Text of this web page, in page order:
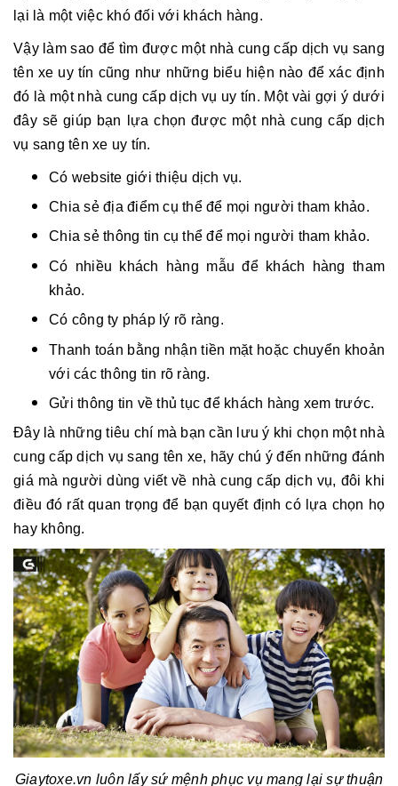
lại là một việc khó đối với khách hàng.
Vậy làm sao để tìm được một nhà cung cấp dịch vụ sang
tên xe uy tín cũng như những biểu hiện nào để xác định
đó là một nhà cung cấp dịch vụ uy tín. Một vài gợi ý dưới
đây sẽ giúp bạn lựa chọn được một nhà cung cấp dịch
vụ sang tên xe uy tín.
Có website giới thiệu dịch vụ.
Chia sẻ địa điểm cụ thể để mọi người tham khảo.
Chia sẻ thông tin cụ thể để mọi người tham khảo.
Có nhiều khách hàng mẫu để khách hàng tham
khảo.
Có công ty pháp lý rõ ràng.
Thanh toán bằng nhận tiền mặt hoặc chuyển khoản
với các thông tin rõ ràng.
Gửi thông tin về thủ tục để khách hàng xem trước.
Đây là những tiêu chí mà bạn cần lưu ý khi chọn một nhà
cung cấp dịch vụsang tên xe, hãy chú ý đến những đánh
giá mà người dùng viết về nhà cung cấp dịch vụ, đôi khi
điều đó rất quan trọng để bạn quyết định có lựa chọn họ
hay không.
Giaytoxe.vn luôn lấy sứ mệnh phục vụ mang lại sự thuận